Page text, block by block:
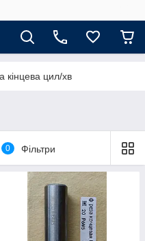
кінцева цил/хв
0 Фільтри